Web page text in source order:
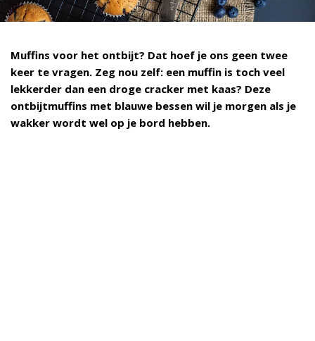
Muffins voor het ontbijt? Dat hoef je ons geen twee
keer te vragen. Zeg nou zelf: een muffin is toch veel
lekkerder dan een droge cracker met kaas? Deze
ontbijtmuffins met blauwe bessen wil je morgen als je
wakker wordt wel op je bord hebben.